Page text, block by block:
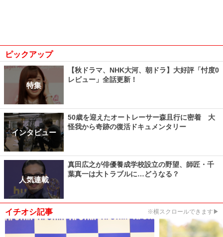
ピックアップ
特集
【秋ドラマ、NHK大河、朝ドラ】大好評「忖度0
レビュー」全話更新！
インタビュー
50歳を迎えたオートレーサー森且行に密着 大
怪我から奇跡の復活ドキュメンタリー
人気連載
真田広之が俳優養成学校設立の野望、師匠・千
葉真一は大トラブルに…どうなる？
イチオシ記事 ※横スクロールできます▶